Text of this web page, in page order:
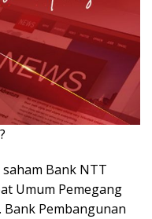
Bank NTT
Umum Pemegang
Bank Pembangunan